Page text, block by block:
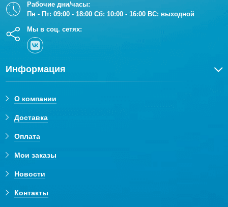
Рабочие дни/часы:
Пн - Пт: 09:00 - 18:00 Сб: 10:00 - 16:00 ВС: выходной
Мы в соц. сетях:
Информация
О компании
Доставка
Оплата
Мои заказы
Новости
Контакты